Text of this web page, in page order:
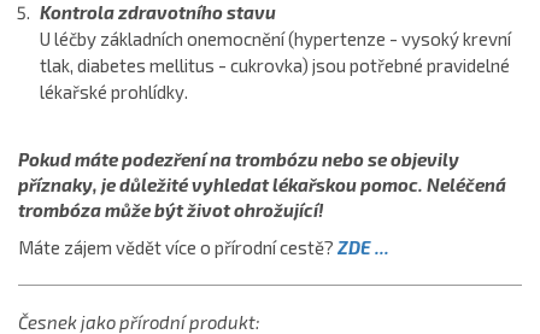
Kontrola zdravotního stavu
U léčby základních onemocnění (hypertenze - vysoký krevní
tlak, diabetes mellitus - cukrovka) jsou potřebné pravidelné
lékařské prohlídky.
Pokud máte podezření na trombózu nebo se objevily
příznaky, je důležité vyhledat lékařskou pomoc. Neléčená
trombóza může být život ohrožující!
Máte zájem vědět více o přírodní cestě? ZDE ...
Česnek jako přírodní produkt: